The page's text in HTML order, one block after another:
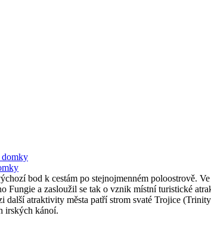
bod k cestám po stejnojmenném poloostrově.
Fungie a zasloužil se tak o vznik místní turistické
atraktivity města patří strom svaté Trojice
irských kánoí.